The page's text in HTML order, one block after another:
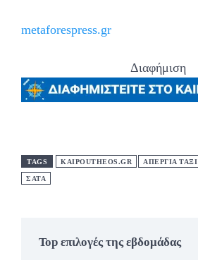
metaforespress.gr
Διαφήμιση
TAGS KAIPOUTHEOS.GR ΑΠΕΡΓΙΑ ΤΑΞΙ
ΣΑΤΑ
Top επιλογές της εβδομάδας